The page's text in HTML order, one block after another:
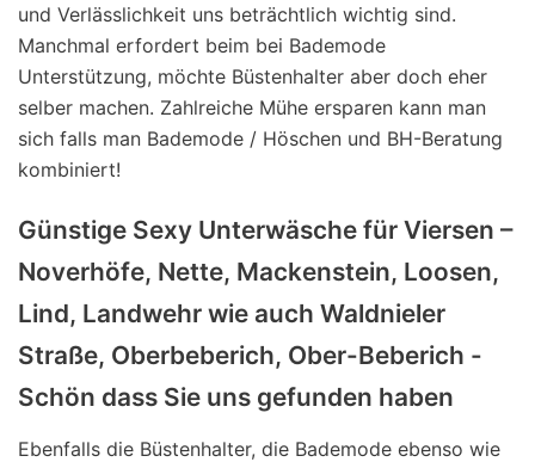
und Verlässlichkeit uns beträchtlich wichtig sind.
Manchmal erfordert beim bei Bademode
Unterstützung, möchte Büstenhalter aber doch eher
selber machen. Zahlreiche Mühe ersparen kann man
sich falls man Bademode / Höschen und BH-Beratung
kombiniert!
Günstige Sexy Unterwäsche für Viersen –
Noverhöfe, Nette, Mackenstein, Loosen,
Lind, Landwehr wie auch Waldnieler
Straße, Oberbeberich, Ober-Beberich -
Schön dass Sie uns gefunden haben
Ebenfalls die Büstenhalter, die Bademode ebenso wie